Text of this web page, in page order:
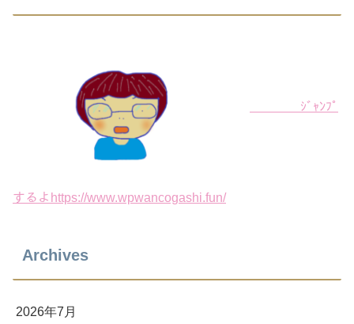
ｼﾞｬﾝﾌﾟ
するよhttps://www.wpwancogashi.fun/
Archives
2026年7月